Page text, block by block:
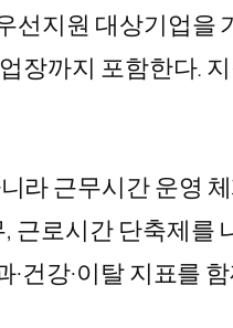
지원 대상기업을
장까지 포함한다.
라 근무시간 운영
로시간 단축제를
건강·이탈 지표를